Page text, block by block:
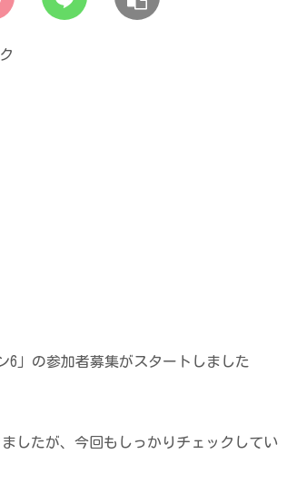
6」の参加者募集がスタートしました
したが、今回もしっかりチェックしてい